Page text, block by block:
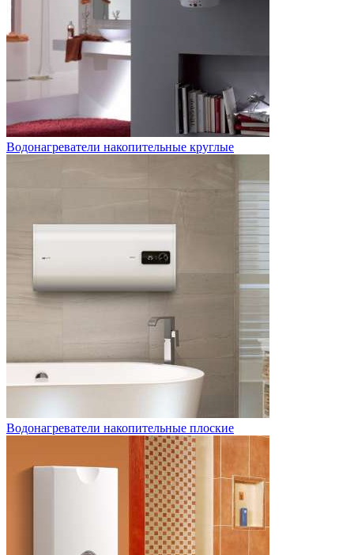
Водонагреватели накопительные круглые
Водонагреватели накопительные плоские